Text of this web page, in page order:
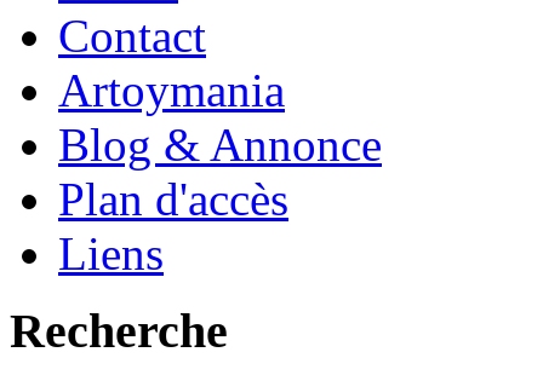
Contact
Artoymania
Blog & Annonce
Plan d'accès
Liens
Recherche